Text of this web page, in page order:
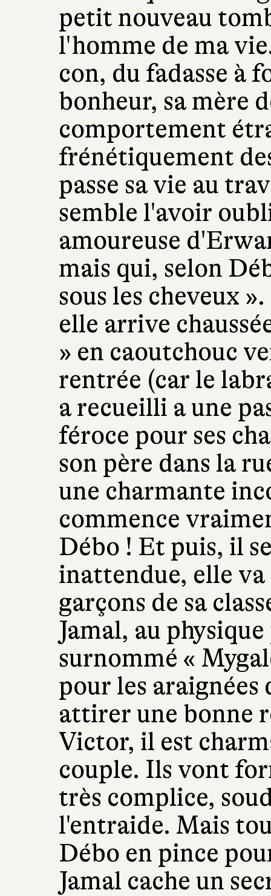
petit nouveau
l'homme de ma
con, du fadasse à
bonheur, sa mère
comportement
frénétiquement
passe sa vie au
semble l'avoir
amoureuse
mais qui, selon
sous les cheveux
elle arrive
» en caoutchouc
rentrée (car le
a recueilli a une
féroce pour ses
son père dans la
une charmante
commence
Débo ! Et puis, il
inattendue, elle
garçons de sa
Jamal, au
surnommé «
pour les
attirer une bonne
Victor, il est
couple. Ils vont
très complice,
l'entraide. Mais
Débo en pince
Jamal cache un